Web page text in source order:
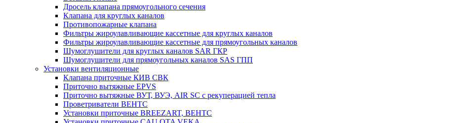
Дросель клапана прямоугольного сечения
Клапана для круглых каналов
Противопожарные клапана
Фильтры жироулавливающие кассетные для круглых каналов
Фильтры жироулавливающие кассетные для прямоугольных каналов
Шумоглушители для круглых каналов SAR ГКР
Шумоглушители для прямоугольных каналов SAS ГПП
Установки вентиляционные
Клапана приточные КИВ СВК
Приточно вытяжные EPVS
Приточно вытяжные ВУТ, ВУЭ, AIR SC с рекуперацией тепла
Проветриватели ВЕНТС
Установки приточные BREEZART, ВЕНТС